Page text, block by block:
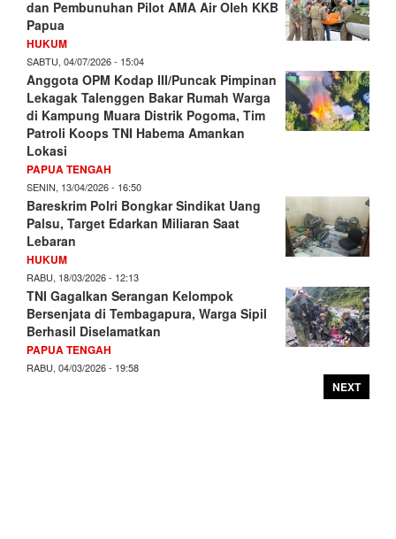
dan Pembunuhan Pilot AMA Air Oleh KKB
Papua
HUKUM
SABTU, 04/07/2026 - 15:04
Anggota OPM Kodap III/Puncak Pimpinan
Lekagak Talenggen Bakar Rumah Warga
di Kampung Muara Distrik Pogoma, Tim
Patroli Koops TNI Habema Amankan
Lokasi
PAPUA TENGAH
SENIN, 13/04/2026 - 16:50
Bareskrim Polri Bongkar Sindikat Uang
Palsu, Target Edarkan Miliaran Saat
Lebaran
HUKUM
RABU, 18/03/2026 - 12:13
TNI Gagalkan Serangan Kelompok
Bersenjata di Tembagapura, Warga Sipil
Berhasil Diselamatkan
PAPUA TENGAH
RABU, 04/03/2026 - 19:58
NEXT